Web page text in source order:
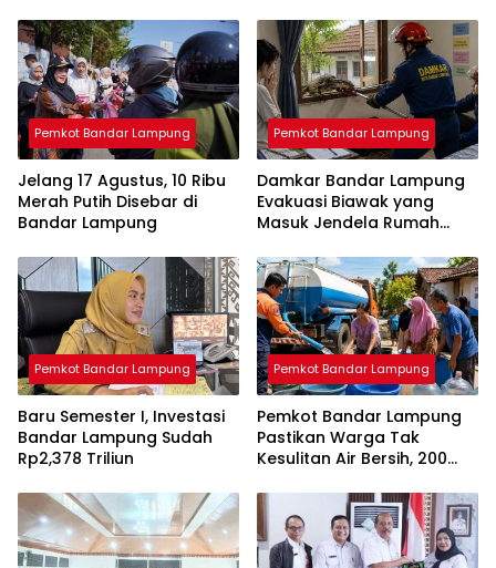
Pemkot Bandar Lampung
Jelang 17 Agustus, 10 Ribu
Merah Putih Disebar di
Bandar Lampung
Pemkot Bandar Lampung
Damkar Bandar Lampung
Evakuasi Biawak yang
Masuk Jendela Rumah
Pemkot Bandar Lampung
Baru Semester I, Investasi
Bandar Lampung Sudah
Rp2,378 Triliun
Pemkot Bandar Lampung
Pemkot Bandar Lampung
Pastikan Warga Tak
Kesulitan Air Bersih, 200